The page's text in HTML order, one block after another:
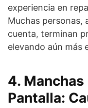
experiencia en
Muchas personas,
cuenta, terminan
elevando aún más
4.
Pantalla: